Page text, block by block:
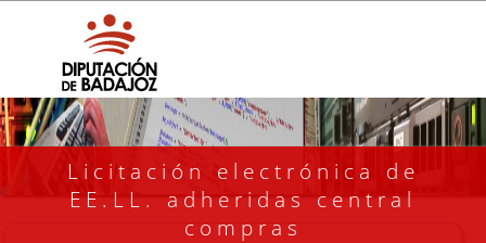
Licitación electrónica de
EE.LL. adheridas central
compras